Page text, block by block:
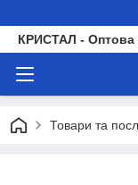
КРИСТАЛ - Оптова
Товари та